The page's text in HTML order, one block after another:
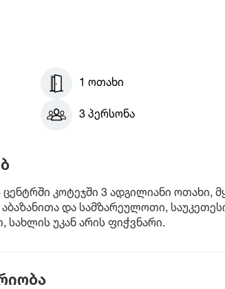
1 ოთახი
3 პერსონა
კოტეჯში 3 ადგილიანი ოთახი,
და სამზარეულოთი,
უკან არის ფიჭვნარი.